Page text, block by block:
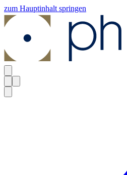
zum Hauptinhalt springen